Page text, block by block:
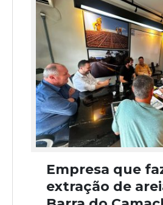
Empresa que
extração de